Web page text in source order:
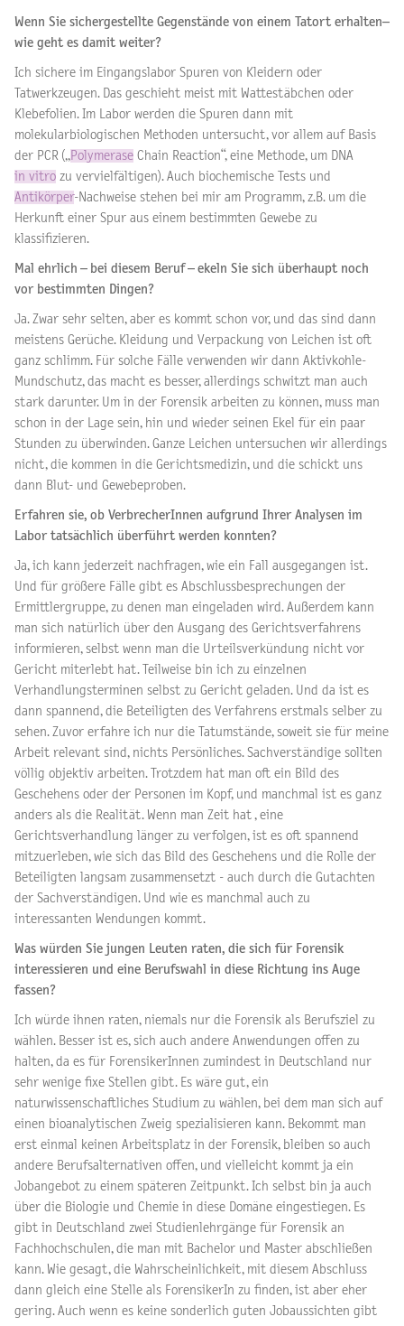
Wenn Sie sichergestellte Gegenstände von einem Tatort erhalten–
wie geht es damit weiter?
Ich sichere im Eingangslabor Spuren von Kleidern oder
Tatwerkzeugen. Das geschieht meist mit Wattestäbchen oder
Klebefolien. Im Labor werden die Spuren dann mit
molekularbiologischen Methoden untersucht, vor allem auf Basis
der PCR („Polymerase Chain Reaction“, eine Methode, um DNA
in vitro zu vervielfältigen). Auch biochemische Tests und
Antikörper-Nachweise stehen bei mir am Programm, z.B. um die
Herkunft einer Spur aus einem bestimmten Gewebe zu
klassifizieren.
Mal ehrlich – bei diesem Beruf – ekeln Sie sich überhaupt noch
vor bestimmten Dingen?
Ja. Zwar sehr selten, aber es kommt schon vor, und das sind dann
meistens Gerüche. Kleidung und Verpackung von Leichen ist oft
ganz schlimm. Für solche Fälle verwenden wir dann Aktivkohle-
Mundschutz, das macht es besser, allerdings schwitzt man auch
stark darunter. Um in der Forensik arbeiten zu können, muss man
schon in der Lage sein, hin und wieder seinen Ekel für ein paar
Stunden zu überwinden. Ganze Leichen untersuchen wir allerdings
nicht, die kommen in die Gerichtsmedizin, und die schickt uns
dann Blut- und Gewebeproben.
Erfahren sie, ob VerbrecherInnen aufgrund Ihrer Analysen im
Labor tatsächlich überführt werden konnten?
Ja, ich kann jederzeit nachfragen, wie ein Fall ausgegangen ist.
Und für größere Fälle gibt es Abschlussbesprechungen der
Ermittlergruppe, zu denen man eingeladen wird. Außerdem kann
man sich natürlich über den Ausgang des Gerichtsverfahrens
informieren, selbst wenn man die Urteilsverkündung nicht vor
Gericht miterlebt hat. Teilweise bin ich zu einzelnen
Verhandlungsterminen selbst zu Gericht geladen. Und da ist es
dann spannend, die Beteiligten des Verfahrens erstmals selber zu
sehen. Zuvor erfahre ich nur die Tatumstände, soweit sie für meine
Arbeit relevant sind, nichts Persönliches. Sachverständige sollten
völlig objektiv arbeiten. Trotzdem hat man oft ein Bild des
Geschehens oder der Personen im Kopf, und manchmal ist es ganz
anders als die Realität. Wenn man Zeit hat , eine
Gerichtsverhandlung länger zu verfolgen, ist es oft spannend
mitzuerleben, wie sich das Bild des Geschehens und die Rolle der
Beteiligten langsam zusammensetzt - auch durch die Gutachten
der Sachverständigen. Und wie es manchmal auch zu
interessanten Wendungen kommt.
Was würden Sie jungen Leuten raten, die sich für Forensik
interessieren und eine Berufswahl in diese Richtung ins Auge
fassen?
Ich würde ihnen raten, niemals nur die Forensik als Berufsziel zu
wählen. Besser ist es, sich auch andere Anwendungen offen zu
halten, da es für ForensikerInnen zumindest in Deutschland nur
sehr wenige fixe Stellen gibt. Es wäre gut, ein
naturwissenschaftliches Studium zu wählen, bei dem man sich auf
einen bioanalytischen Zweig spezialisieren kann. Bekommt man
erst einmal keinen Arbeitsplatz in der Forensik, bleiben so auch
andere Berufsalternativen offen, und vielleicht kommt ja ein
Jobangebot zu einem späteren Zeitpunkt. Ich selbst bin ja auch
über die Biologie und Chemie in diese Domäne eingestiegen. Es
gibt in Deutschland zwei Studienlehrgänge für Forensik an
Fachhochschulen, die man mit Bachelor und Master abschließen
kann. Wie gesagt, die Wahrscheinlichkeit, mit diesem Abschluss
dann gleich eine Stelle als ForensikerIn zu finden, ist aber eher
gering. Auch wenn es keine sonderlich guten Jobaussichten gibt